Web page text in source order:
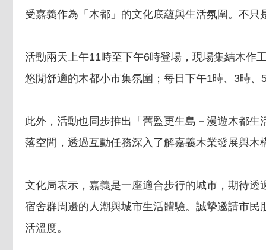
受嘉義作為「木都」的文化底蘊與生活氛圍。不
活動兩天上午11時至下午6時登場，現場集結木作
悠閒舒適的木都小市集氛圍；每日下午1時、3時
此外，活動也同步推出「舊監更生島－漫遊木都
落空間，透過互動任務深入了解嘉義木業發展與木
文化局表示，嘉義是一座適合步行的城市，期待
宿舍群周邊的人潮與城市生活體驗。誠摯邀請市
活溫度。